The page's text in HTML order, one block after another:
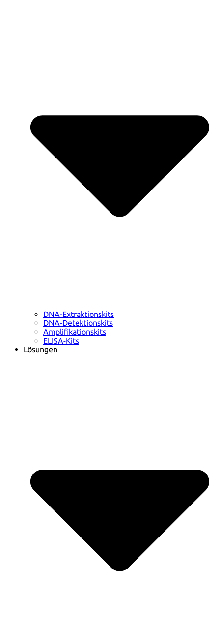
DNA-Extraktionskits
DNA-Detektionskits
Amplifikationskits
ELISA-Kits
Lösungen